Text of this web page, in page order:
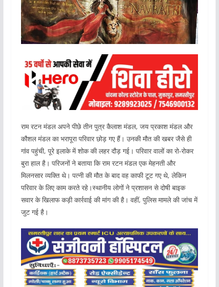
राम रटन मंडल अपने पीछे तीन पुत्र कैलाश मंडल, जय प्रकाश मंडल और
कौशल मंडल का भरापूरा परिवार छोड़ गए हैं। उनकी मौत की खबर जैसे ही
गांव पहुंची, पूरे इलाके में शोक की लहर दौड़ गई। परिवार वालों का रो-रोकर
बुरा हाल है। परिजनों ने बताया कि राम रटन मंडल एक मेहनती और
मिलनसार व्यक्ति थे। पत्नी की मौत के बाद वह काफी टूट गए थे, लेकिन
परिवार के लिए काम करते रहे।स्थानीय लोगों ने प्रशासन से दोषी बाइक
सवार के खिलाफ कड़ी कार्रवाई की मांग की है। वहीं, पुलिस मामले की जांच में
जुट गई है।